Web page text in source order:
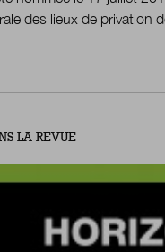
des lieux de privation
LA REVUE